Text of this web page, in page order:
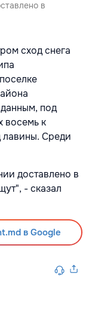
в
сход снега
под
восемь к
лавины. Среди
доставлено в
- сказал
в Google